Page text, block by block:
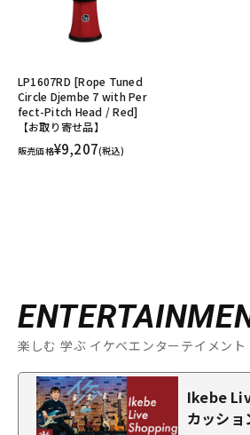
LP1607RD [Rope Tuned
Circle Djembe 7 with Per
fect-Pitch Head / Red]
【お取り寄せ品】
販売価格¥9,207(税込)
楽しむ 学ぶ イケベエンターテイメント
Ikebe
カッショ